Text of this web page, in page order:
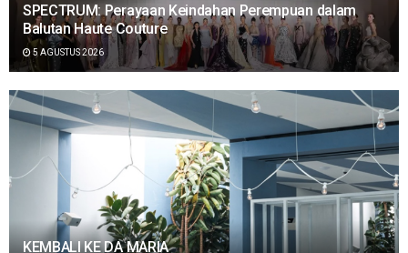
SPECTRUM: Perayaan Keindahan Perempuan dalam
Balutan Haute Couture
5 AGUSTUS 2026
KEMBALI KE DA MARIA